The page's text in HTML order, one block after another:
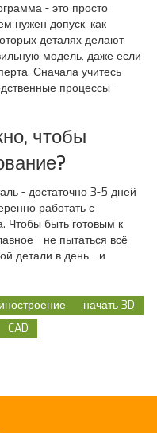
- это просто
нужен допуск, как
деталях делают
модель, даже если
Сначала учитесь
процессы -
чтобы
- достаточно 3-5 дней
работать с
Чтобы быть готовым к
- не пытаться всё
детали в день - и
начать 3D
CAD